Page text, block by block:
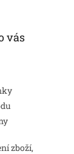
vás
zboží,